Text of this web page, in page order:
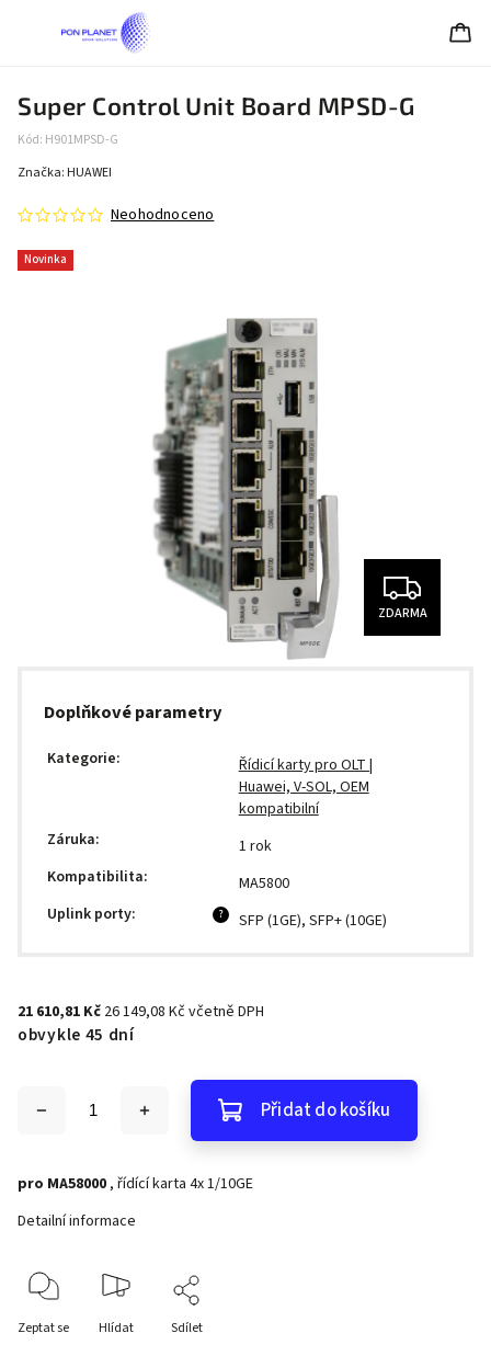
Super Control Unit Board MPSD-G
Kód: H901MPSD-G
Novinka
Neohodnoceno
Značka: HUAWEI
ZDARMA
Doplňkové parametry
Kategorie:
Řídicí karty pro OLT |
Huawei, V-SOL, OEM
kompatibilní
Záruka:
1 rok
Kompatibilita: MA5800
?
Uplink porty: SFP (1GE), SFP+ (10GE)
21 610,81 Kč 26 149,08 Kč včetně DPH
obvykle 45 dní
Přidat do košíku
pro MA58000 , řídící karta 4x 1/10GE
Detailní informace
Zeptat se Hlídat Sdílet